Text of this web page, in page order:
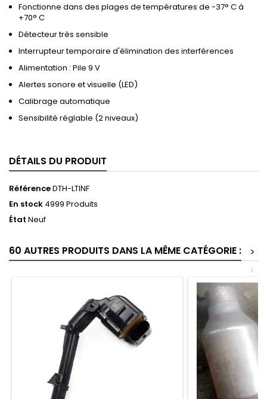
Fonctionne dans des plages de températures de -37° C à
+70° C
Détecteur très sensible
Interrupteur temporaire d'élimination des interférences
Alimentation : Pile 9 V
Alertes sonore et visuelle (LED)
Calibrage automatique
Sensibilité réglable (2 niveaux)
DÉTAILS DU PRODUIT
RéférenceDTH-LTINF
En stock 4999 Produits
État Neuf
60 AUTRES PRODUITS DANS LA MÊME CATÉGORIE :
>
<